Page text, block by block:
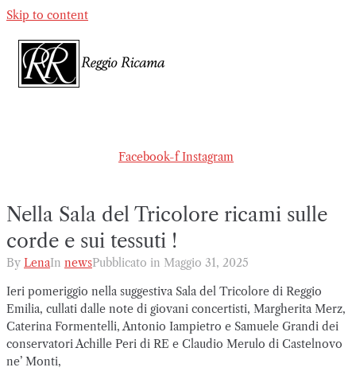
Skip to content
Facebook-f Instagram
Nella Sala del Tricolore ricami sulle
corde e sui tessuti !
By LenaIn newsPubblicato in Maggio 31, 2025
Ieri pomeriggio nella suggestiva Sala del Tricolore di Reggio
Emilia, cullati dalle note di giovani concertisti, Margherita Merz,
Caterina Formentelli, Antonio Iampietro e Samuele Grandi dei
conservatori Achille Peri di RE e Claudio Merulo di Castelnovo
ne’ Monti,